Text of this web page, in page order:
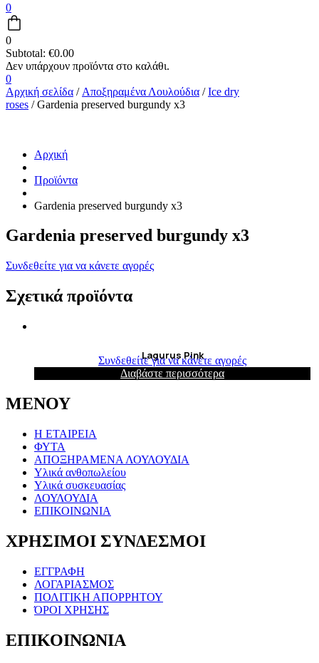
0
0
Subtotal: €0.00
0
Αρχική σελίδα / Αποξηραμένα Λουλούδια /Ice dry
roses / Gardenia preserved burgundy x3
Αρχική
Προϊόντα
Gardenia preserved burgundy x3
Gardenia preserved burgundy x3
Συνδεθείτε για να κάνετε αγορές
Σχετικά προϊόντα
Lagurus Pink
Συνδεθείτε για να κάνετε αγορές
Διαβάστε περισσότερα
ΜΕΝΟΥ
Η ΕΤΑΙΡΕΙΑ
ΦΥΤΑ
ΑΠΟΞΗΡΑΜΕΝΑ ΛΟΥΛΟΥΔΙΑ
Υλικά ανθοπωλείου
Υλικά συσκευασίας
ΛΟΥΛΟΥΔΙΑ
ΕΠΙΚΟΙΝΩΝΙΑ
ΧΡΗΣΙΜΟΙ ΣΥΝΔΕΣΜΟΙ
ΕΓΓΡΑΦΗ
ΛΟΓΑΡΙΑΣΜΟΣ
ΠΟΛΙΤΙΚΗ ΑΠΟΡΡΗΤΟΥ
ΌΡΟΙ ΧΡΗΣΗΣ
ΕΠΙΚΟΙΝΩΝΙΑ